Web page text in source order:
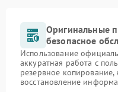
Оригинальные
безопасное
Использование
аккуратная работа с
резервное
восстановление